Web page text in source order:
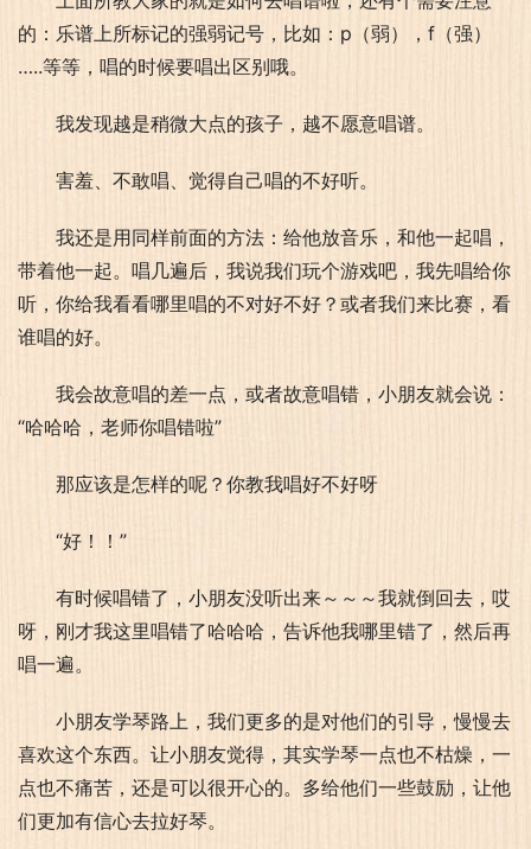
的：乐谱上所标记的强弱记号，比如：p（弱），f（强）
…..等等，唱的时候要唱出区别哦。
我发现越是稍微大点的孩子，越不愿意唱谱。
害羞、不敢唱、觉得自己唱的不好听。
我还是用同样前面的方法：给他放音乐，和他一起唱，
带着他一起。唱几遍后，我说我们玩个游戏吧，我先唱给你
听，你给我看看哪里唱的不对好不好？或者我们来比赛，看
谁唱的好。
我会故意唱的差一点，或者故意唱错，小朋友就会说：
“哈哈哈，老师你唱错啦”
那应该是怎样的呢？你教我唱好不好呀
“好！！”
有时候唱错了，小朋友没听出来～～～我就倒回去，哎
呀，刚才我这里唱错了哈哈哈，告诉他我哪里错了，然后再
唱一遍。
小朋友学琴路上，我们更多的是对他们的引导，慢慢去
喜欢这个东西。让小朋友觉得，其实学琴一点也不枯燥，一
点也不痛苦，还是可以很开心的。多给他们一些鼓励，让他
们更加有信心去拉好琴。